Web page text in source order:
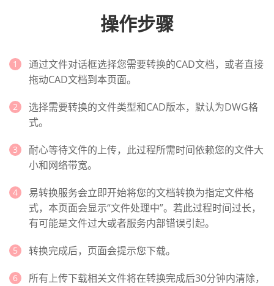
操作步骤
通过文件对话框选择您需要转换的CAD文档，或者直接
拖动CAD文档到本页面。
选择需要转换的文件类型和CAD版本，默认为DWG格
式。
耐心等待文件的上传，此过程所需时间依赖您的文件大
小和网络带宽。
易转换服务会立即开始将您的文档转换为指定文件格
式，本页面会显示“文件处理中”。若此过程时间过长，
有可能是文件过大或者服务内部错误引起。
转换完成后，页面会提示您下载。
所有上传下载相关文件将在转换完成后30分钟内清除，